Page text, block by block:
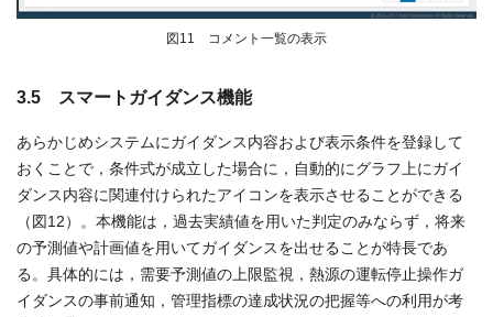
図11 コメント一覧の表示
3.5 スマートガイダンス機能
あらかじめシステムにガイダンス内容および表示条件を登録して
おくことで，条件式が成立した場合に，自動的にグラフ上にガイ
ダンス内容に関連付けられたアイコンを表示させることができる
（図12）。本機能は，過去実績値を用いた判定のみならず，将来
の予測値や計画値を用いてガイダンスを出せることが特長であ
る。具体的には，需要予測値の上限監視，熱源の運転停止操作ガ
イダンスの事前通知，管理指標の達成状況の把握等への利用が考